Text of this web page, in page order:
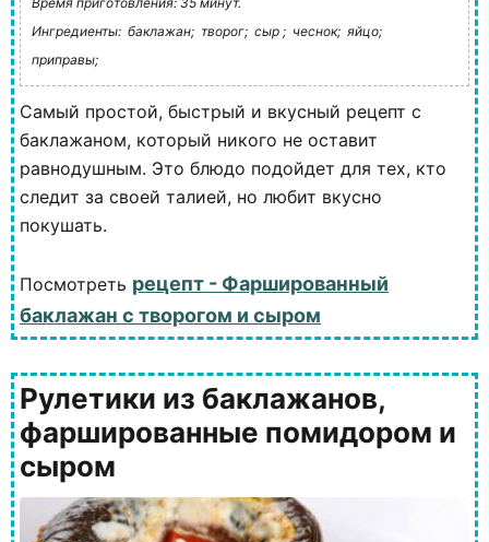
Ингредиенты: баклажан; творог; сыр ; чеснок; яйцо;
приправы;
Самый простой, быстрый и вкусный рецепт с
баклажаном, который никого не оставит
равнодушным. Это блюдо подойдет для тех, кто
следит за своей талией, но любит вкусно
покушать.
Посмотреть рецепт - Фаршированный
баклажан с творогом и сыром
Рулетики из баклажанов,
фаршированные помидором и
сыром